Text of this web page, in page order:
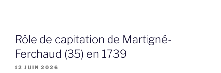
Rôle de capitation de Martigné-
Ferchaud (35) en 1739
12 JUIN 2026